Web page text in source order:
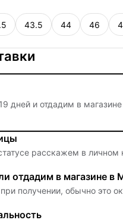
43.5 44 46
дней и отдадим в
расскажем в личном
отдадим в магазине в
получении, обычно это